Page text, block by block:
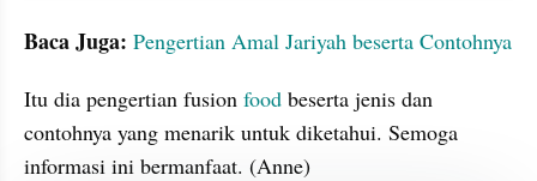
Baca Juga: Pengertian Amal Jariyah beserta Contohnya
Itu dia pengertian fusion food beserta jenis dan
contohnya yang menarik untuk diketahui. Semoga
informasi ini bermanfaat. (Anne)